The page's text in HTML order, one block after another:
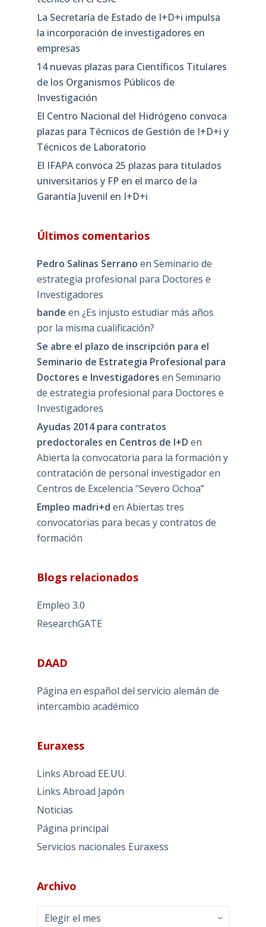
La Secretaría de Estado de I+D+i impulsa
la incorporación de investigadores en
empresas
14 nuevas plazas para Científicos Titulares
de los Organismos Públicos de
Investigación
El Centro Nacional del Hidrógeno convoca
plazas para Técnicos de Gestión de I+D+i y
Técnicos de Laboratorio
El IFAPA convoca 25 plazas para titulados
universitarios y FP en el marco de la
Garantía Juvenil en I+D+i
Últimos comentarios
Pedro Salinas Serrano en Seminario de
estrategia profesional para Doctores e
Investigadores
bande en ¿Es injusto estudiar más años
por la misma cualificación?
Se abre el plazo de inscripción para el
Seminario de Estrategia Profesional para
Doctores e Investigadores en Seminario
de estrategia profesional para Doctores e
Investigadores
Ayudas 2014 para contratos
predoctorales en Centros de I+D en
Abierta la convocatoria para la formación y
contratación de personal investigador en
Centros de Excelencia “Severo Ochoa”
Empleo madri+d en Abiertas tres
convocatorias para becas y contratos de
formación
Blogs relacionados
Empleo 3.0
ResearchGATE
DAAD
Página en español del servicio alemán de
intercambio académico
Euraxess
Links Abroad EE.UU.
Links Abroad Japón
Noticias
Página principal
Servicios nacionales Euraxess
Archivo
Archivo